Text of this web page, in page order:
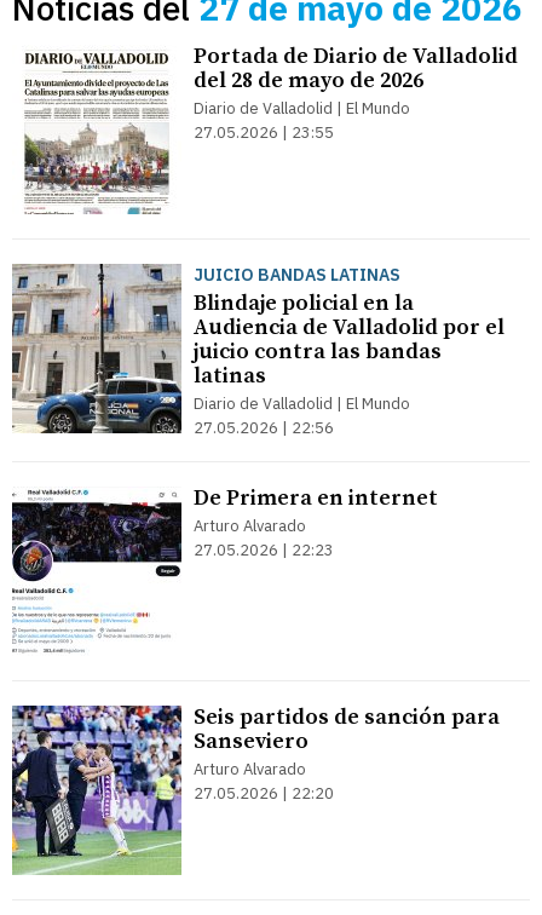
Portada de Diario de Valladolid
del 28 de mayo de 2026
Diario de Valladolid | El Mundo
27.05.2026 | 23:55
JUICIO BANDAS LATINAS
Blindaje policial en la
Audiencia de Valladolid por el
juicio contra las bandas
latinas
Diario de Valladolid | El Mundo
27.05.2026 | 22:56
De Primera en internet
Arturo Alvarado
27.05.2026 | 22:23
Seis partidos de sanción para
Sanseviero
Arturo Alvarado
27.05.2026 | 22:20